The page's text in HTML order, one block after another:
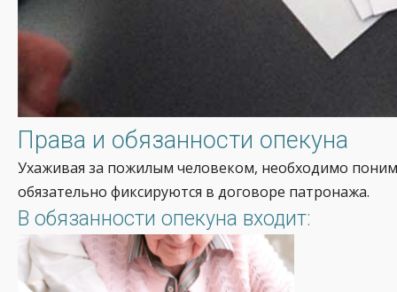
Права и обязанности опекуна
Ухаживая за пожилым человеком, необходимо
обязательно фиксируются в договоре патронажа.
В обязанности опекуна входит: